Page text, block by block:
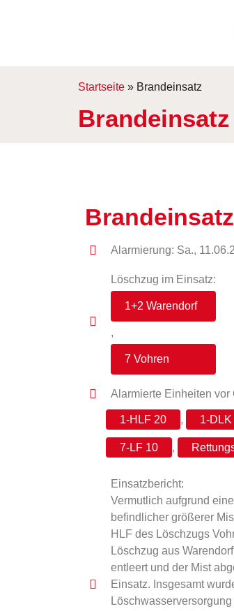
Startseite » Brandeinsatz
Brandeinsatz
Brandeinsatz
Alarmierung: Sa.,
Löschzug im Einsatz:
1+2 Warendorf
,
7 Vohren
Alarmierte Einheiten vor
1-HLF 20 , 1-DLK
7-LF 10 ,
Einsatzbericht:
Vermutlich aufgrund
befindlicher größerer
HLF des Löschzugs
Löschzug aus
entleert und der Mist
Einsatz. Insgesamt